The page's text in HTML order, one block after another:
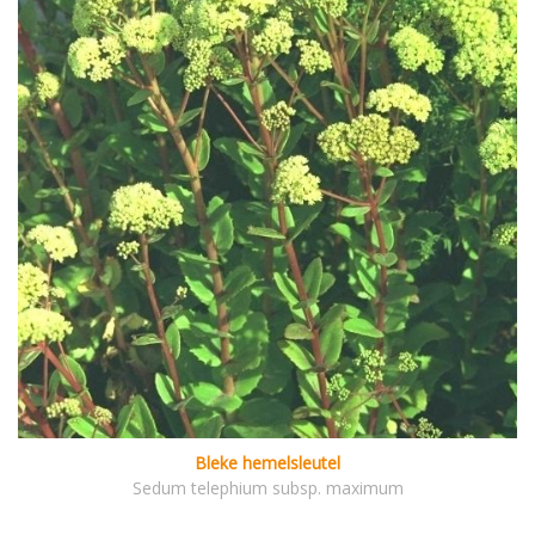
Bleke hemelsleutel
Sedum telephium subsp. maximum